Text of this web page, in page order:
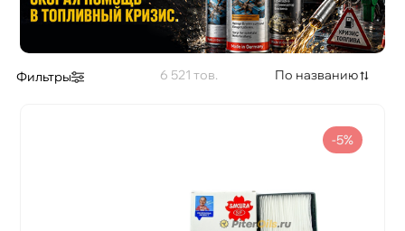
Фильтры 6 521 По названию
-5%